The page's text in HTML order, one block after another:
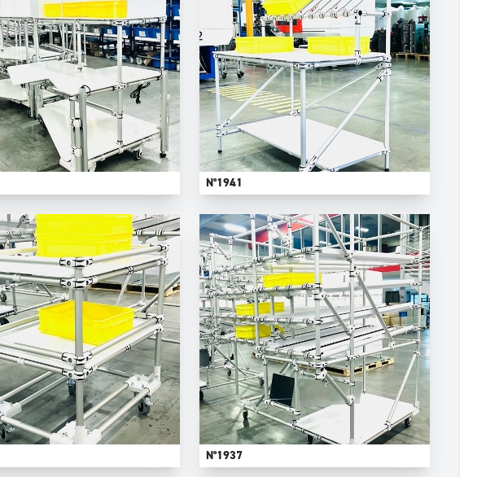
N°1941
N°1937